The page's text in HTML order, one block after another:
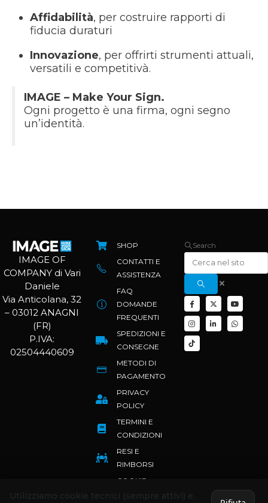
Affidabilità, per costruire rapporti di
fiducia duraturi
Innovazione, per offrirti strumenti attuali,
versatili e competitivà.
IMAGE – Make Your Sign.
Ogni progetto è una firma, ogni segno
un’identità.
IMAGE OF
COMPANY di Vari
Daniele
Via Anticolana, 32
– 03012 ANAGNI
(FR)
P.IVA:
02504440609
SHOP
CONTATTI E
ASSISTENZA
FAQ
DOMANDE
FREQUENTI
SPEDIZIONI E
CONSEGNE
METODI DI
PAGAMENTO
PRIVACY
POLICY
TERMINI E
CONDIZIONI
RESI E
RIMBORSI
COOKIE
POLICY
Search
Utilizziamo cookie tecnici (sempre attivi) e,